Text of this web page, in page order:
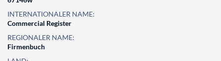
INTERNATIONALER NAME:
Commercial Register
REGIONALER NAME:
Firmenbuch